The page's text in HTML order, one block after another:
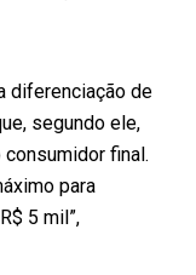
diferenciação de
segundo ele,
final.
para
5 mil”,